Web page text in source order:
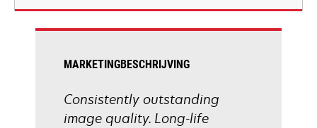
MARKETINGBESCHRIJVING
Consistently outstanding
image quality. Long-life